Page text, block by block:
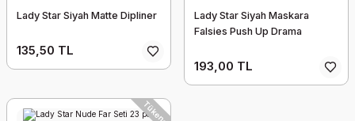
Lady Star Siyah Matte Dipliner
135,50 TL
Lady Star Siyah Maskara
Falsies Push Up Drama
193,00 TL
Tükendi